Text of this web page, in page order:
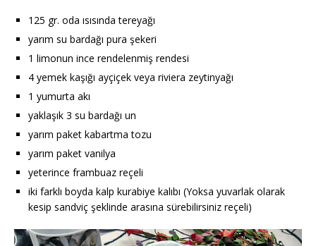
125 gr. oda ısısında tereyağı
yarım su bardağı pura şekeri
1 limonun ince rendelenmiş rendesi
4 yemek kaşığı ayçiçek veya riviera zeytinyağı
1 yumurta akı
yaklaşık 3 su bardağı un
yarım paket kabartma tozu
yarım paket vanilya
yeterince frambuaz reçeli
iki farklı boyda kalp kurabiye kalıbı (Yoksa yuvarlak olarak
kesip sandviç şeklinde arasına sürebilirsiniz reçeli)